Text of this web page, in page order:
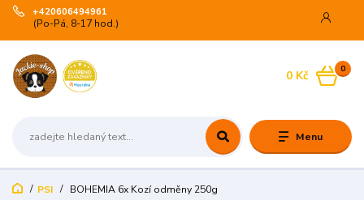
Menu
+420606494961
(Po-Pá, 8-17 hod.)
0
0 Kč
PSI BOHEMIA 6x Kozí odměny 250g